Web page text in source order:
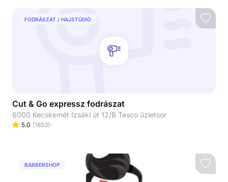
FODRÁSZAT / HAJSTÚDIÓ
Cut & Go expressz fodrászat
6000 Kecskemét Izsáki út 12/B Tesco üzletsor
5.0 (1853)
BARBERSHOP